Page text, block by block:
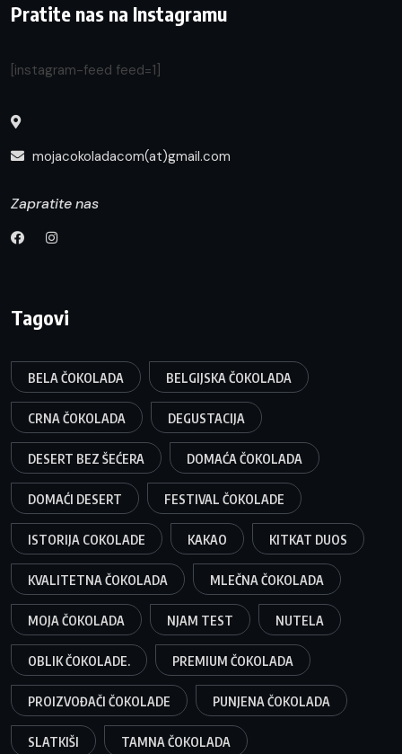
Pratite nas na Instagramu
[instagram-feed feed=1]
mojacokoladacom(at)gmail.com
Zapratite nas
Tagovi
BELA ČOKOLADA BELGIJSKA ČOKOLADA
CRNA ČOKOLADA DEGUSTACIJA
DESERT BEZ ŠEĆERA DOMAĆA ČOKOLADA
DOMAĆI DESERT FESTIVAL ČOKOLADE
ISTORIJA COKOLADE KAKAO KITKAT DUOS
KVALITETNA ČOKOLADA MLEČNA ČOKOLADA
MOJA ČOKOLADA NJAM TEST NUTELA
OBLIK ČOKOLADE. PREMIUM ČOKOLADA
PROIZVOĐAČI ČOKOLADE PUNJENA ČOKOLADA
SLATKIŠI TAMNA ČOKOLADA